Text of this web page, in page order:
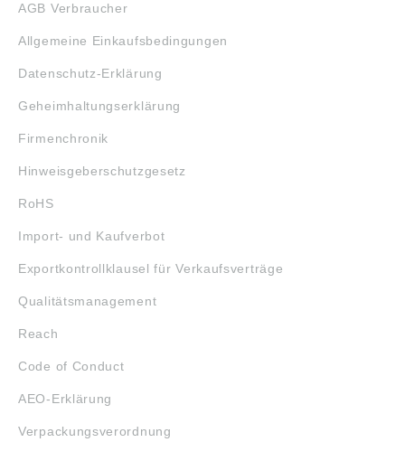
AGB Verbraucher
Allgemeine Einkaufsbedingungen
Datenschutz-Erklärung
Geheimhaltungserklärung
Firmenchronik
Hinweisgeberschutzgesetz
RoHS
Import- und Kaufverbot
Exportkontrollklausel für Verkaufsverträge
Qualitätsmanagement
Reach
Code of Conduct
AEO-Erklärung
Verpackungsverordnung